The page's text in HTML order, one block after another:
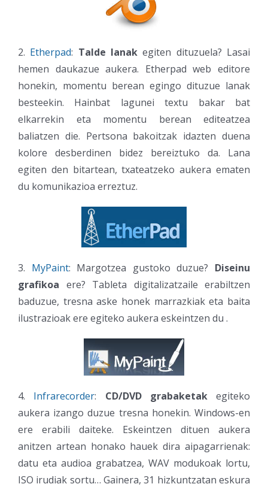
2. Etherpad: Talde lanak egiten dituzuela? Lasai
hemen daukazue aukera. Etherpad web editore
honekin, momentu berean egingo dituzue lanak
besteekin. Hainbat lagunei textu bakar bat
elkarrekin eta momentu berean editeatzea
baliatzen die. Pertsona bakoitzak idazten duena
kolore desberdinen bidez bereiztuko da. Lana
egiten den bitartean, txateatzeko aukera ematen
du komunikazioa erreztuz.
3. MyPaint: Margotzea gustoko duzue? Diseinu
grafikoa ere? Tableta digitalizatzaile erabiltzen
baduzue, tresna aske honek marrazkiak eta baita
ilustrazioak ere egiteko aukera eskeintzen du .
4. Infrarecorder: CD/DVD grabaketakegiteko
aukera izango duzue tresna honekin. Windows-en
ere erabili daiteke. Eskeintzen dituen aukera
anitzen artean honako hauek dira aipagarrienak:
datu eta audioa grabatzea, WAV modukoak lortu,
ISO irudiak sortu… Gainera, 31 hizkuntzatan eskura